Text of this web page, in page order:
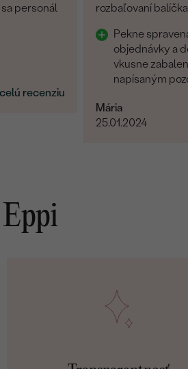
personál
recenziu
rozbaľovaní
Pekne
objednávky a
vkusne
napísaným
Mária
25.01.2024